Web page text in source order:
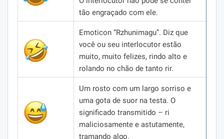
tão engraçado com ele.
Emoticon “Rzhunimagu”. Diz que
você ou seu interlocutor estão
muito, muito felizes, rindo alto e
rolando no chão de tanto rir.
Um rosto com um largo sorriso e
uma gota de suor na testa. O
significado transmitido – ri
maliciosamente e astutamente,
tramando algo.